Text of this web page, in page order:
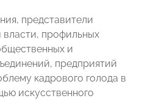
представители
власти, профильных
и
предприятий
кадрового голода в
искусственного